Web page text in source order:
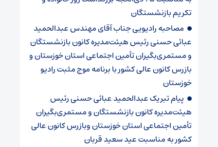
تکریم بازنشستگان
مصاحبه رادیویی جناب آقای مهندس عبدالحمید
عبائی حسنی رئیس هیئت‌مدیره کانون بازنشستگان
و مستمری‌بگیران تأمین اجتماعی استان خوزستان و
بازرس کانون عالی کشور با برنامه موج مثبت رادیو
خوزستان
پیام تبریک عبدالحمید عبائی حسنی رئیس
هیئت‌مدیره کانون بازنشستگان و مستمری‌بگیران
تأمین اجتماعی استان خوزستان وبازرس کانون عالی
کشور به مناسبت عید سعید قربان